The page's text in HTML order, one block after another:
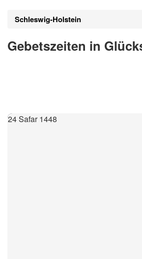
Schleswig-Holstein
Gebetszeiten in
24 Safar 1448